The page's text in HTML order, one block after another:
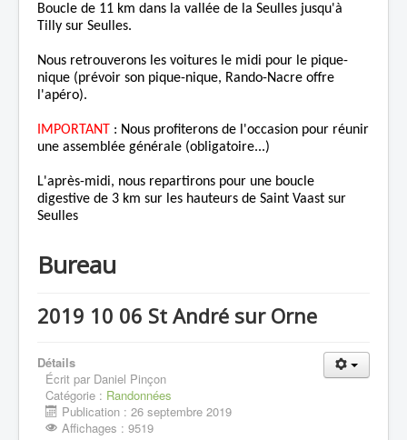
Boucle de 11 km dans la vallée de la Seulles jusqu'à
Tilly sur Seulles.
Nous retrouverons les voitures le midi pour le pique-
nique (prévoir son pique-nique, Rando-Nacre offre
l'apéro).
IMPORTANT : Nous profiterons de l'occasion pour réunir
une assemblée générale (obligatoire...)
L'après-midi, nous repartirons pour une boucle
digestive de 3 km sur les hauteurs de Saint Vaast sur
Seulles
Bureau
2019 10 06 St André sur Orne
Détails
Écrit par Daniel Pinçon
Catégorie : Randonnées
Publication : 26 septembre 2019
Affichages : 9519